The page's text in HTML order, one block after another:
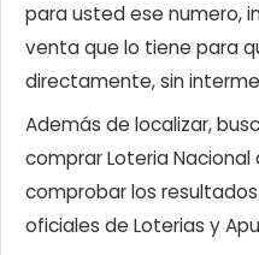
para usted ese numero,
venta que lo tiene para
directamente, sin
Además de localizar,
comprar Loteria
comprobar los
oficiales de Loterias y